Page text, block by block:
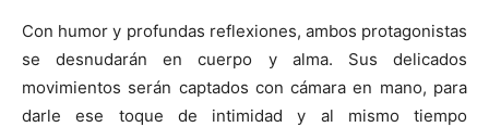
Con humor y profundas reflexiones, ambos protagonistas
se desnudarán en cuerpo y alma. Sus delicados
movimientos serán captados con cámara en mano, para
darle ese toque de intimidad y al mismo tiempo